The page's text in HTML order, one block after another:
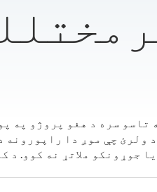
تاسو سره د هغو پروژو په
ولرئ چې موږ دا
یا جوړونکو ملاتړ نه کوو.